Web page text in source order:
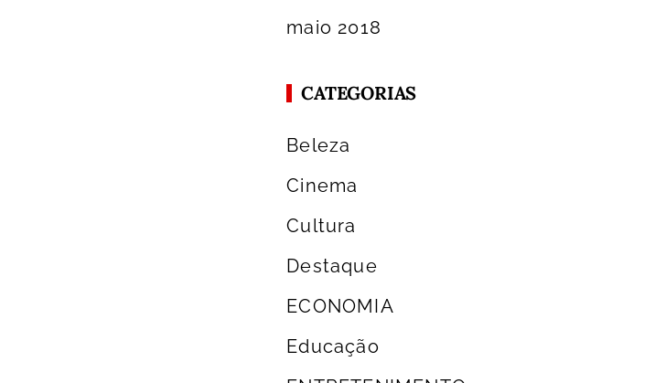
maio 2018
CATEGORIAS
Beleza
Cinema
Cultura
Destaque
ECONOMIA
Educação